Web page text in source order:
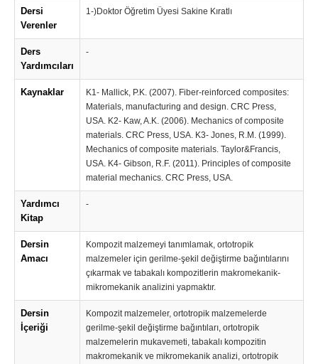
Dersi
Verenler
1-)Doktor Öğretim Üyesi Sakine Kıratlı
Ders
Yardımcıları
-
Kaynaklar
K1- Mallick, P.K. (2007). Fiber-reinforced composites:
Materials, manufacturing and design. CRC Press,
USA. K2- Kaw, A.K. (2006). Mechanics of composite
materials. CRC Press, USA. K3- Jones, R.M. (1999).
Mechanics of composite materials. Taylor&Francis,
USA. K4- Gibson, R.F. (2011). Principles of composite
material mechanics. CRC Press, USA.
Yardımcı
Kitap
-
Dersin
Amacı
Kompozit malzemeyi tanımlamak, ortotropik
malzemeler için gerilme-şekil değiştirme bağıntılarını
çıkarmak ve tabakalı kompozitlerin makromekanik-
mikromekanik analizini yapmaktır.
Dersin
İçeriği
Kompozit malzemeler, ortotropik malzemelerde
gerilme-şekil değiştirme bağıntıları, ortotropik
malzemelerin mukavemeti, tabakalı kompozitin
makromekanik ve mikromekanik analizi, ortotropik